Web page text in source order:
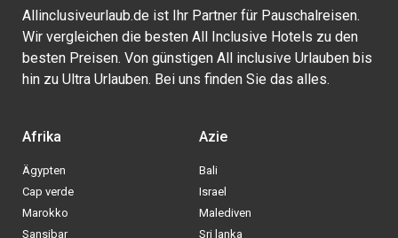
Allinclusiveurlaub.de ist Ihr Partner für Pauschalreisen.
Wir vergleichen die besten All Inclusive Hotels zu den
besten Preisen. Von günstigen All inclusive Urlauben bis
hin zu Ultra Urlauben. Bei uns finden Sie das alles.
Afrika
Ägypten
Cap verde
Marokko
Sansibar
Azie
Bali
Israel
Malediven
Sri lanka